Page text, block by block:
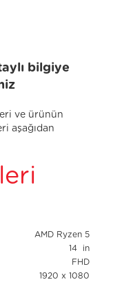
bilgiye
ve ürünün
aşağıdan
AMD Ryzen 5
14 in
FHD
1920 x 1080